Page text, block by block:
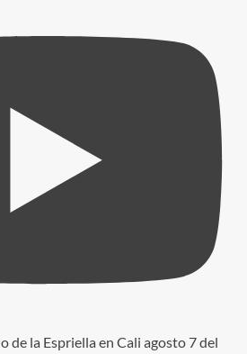
de la Espriella en Cali agosto 7 del